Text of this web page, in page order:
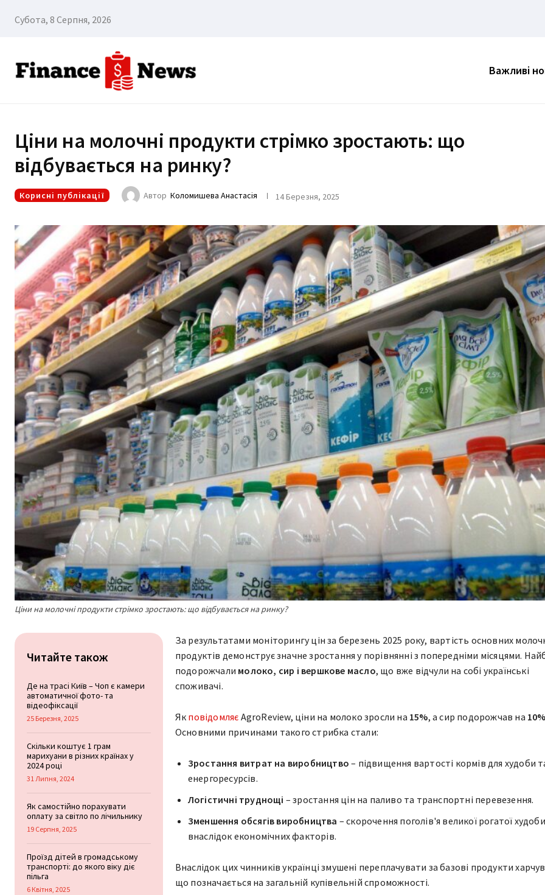
Субота, 8 Серпня, 2026
Важливі
Ціни на молочні продукти стрімко зростають: що
відбувається на ринку?
Корисні публікації Автор Коломишева Анастасія 14 Березня, 2025
Ціни на молочні продукти стрімко зростають: що відбувається на ринку?
Читайте також
Де на трасі Київ – Чоп є камери
автоматичної фото- та
відеофіксації
25 Березня, 2025
Скільки коштує 1 грам
марихуани в різних країнах у
2024 році
31 Липня, 2024
Як самостійно порахувати
оплату за світло по лічильнику
19 Серпня, 2025
Проїзд дітей в громадському
транспорті: до якого віку діє
пільга
6 Квітня, 2025
За результатами моніторингу цін за березень 2025 року, вартість основних
продуктів демонструє значне зростання у порівнянні з попередніми місяцями.
подорожчали молоко, сир і вершкове масло, що вже відчули на собі українські
споживачі.
Як повідомляє AgroReview, ціни на молоко зросли на 15%, а сир подорожчав на 10%
Основними причинами такого стрибка стали:
Зростання витрат на виробництво – підвищення вартості кормів для худоби
енергоресурсів.
Логістичні труднощі – зростання цін на паливо та транспортні перевезення.
Зменшення обсягів виробництва – скорочення поголів'я великої рогатої худоби
внаслідок економічних факторів.
Внаслідок цих чинників українці змушені переплачувати за базові продукти
що позначається на загальній купівельній спроможності.